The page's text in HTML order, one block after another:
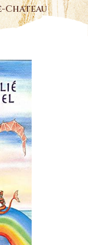
Chateau